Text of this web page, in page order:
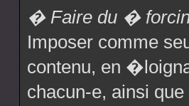
� Faire du �
Imposer comme
contenu, en
chacun-e, ainsi